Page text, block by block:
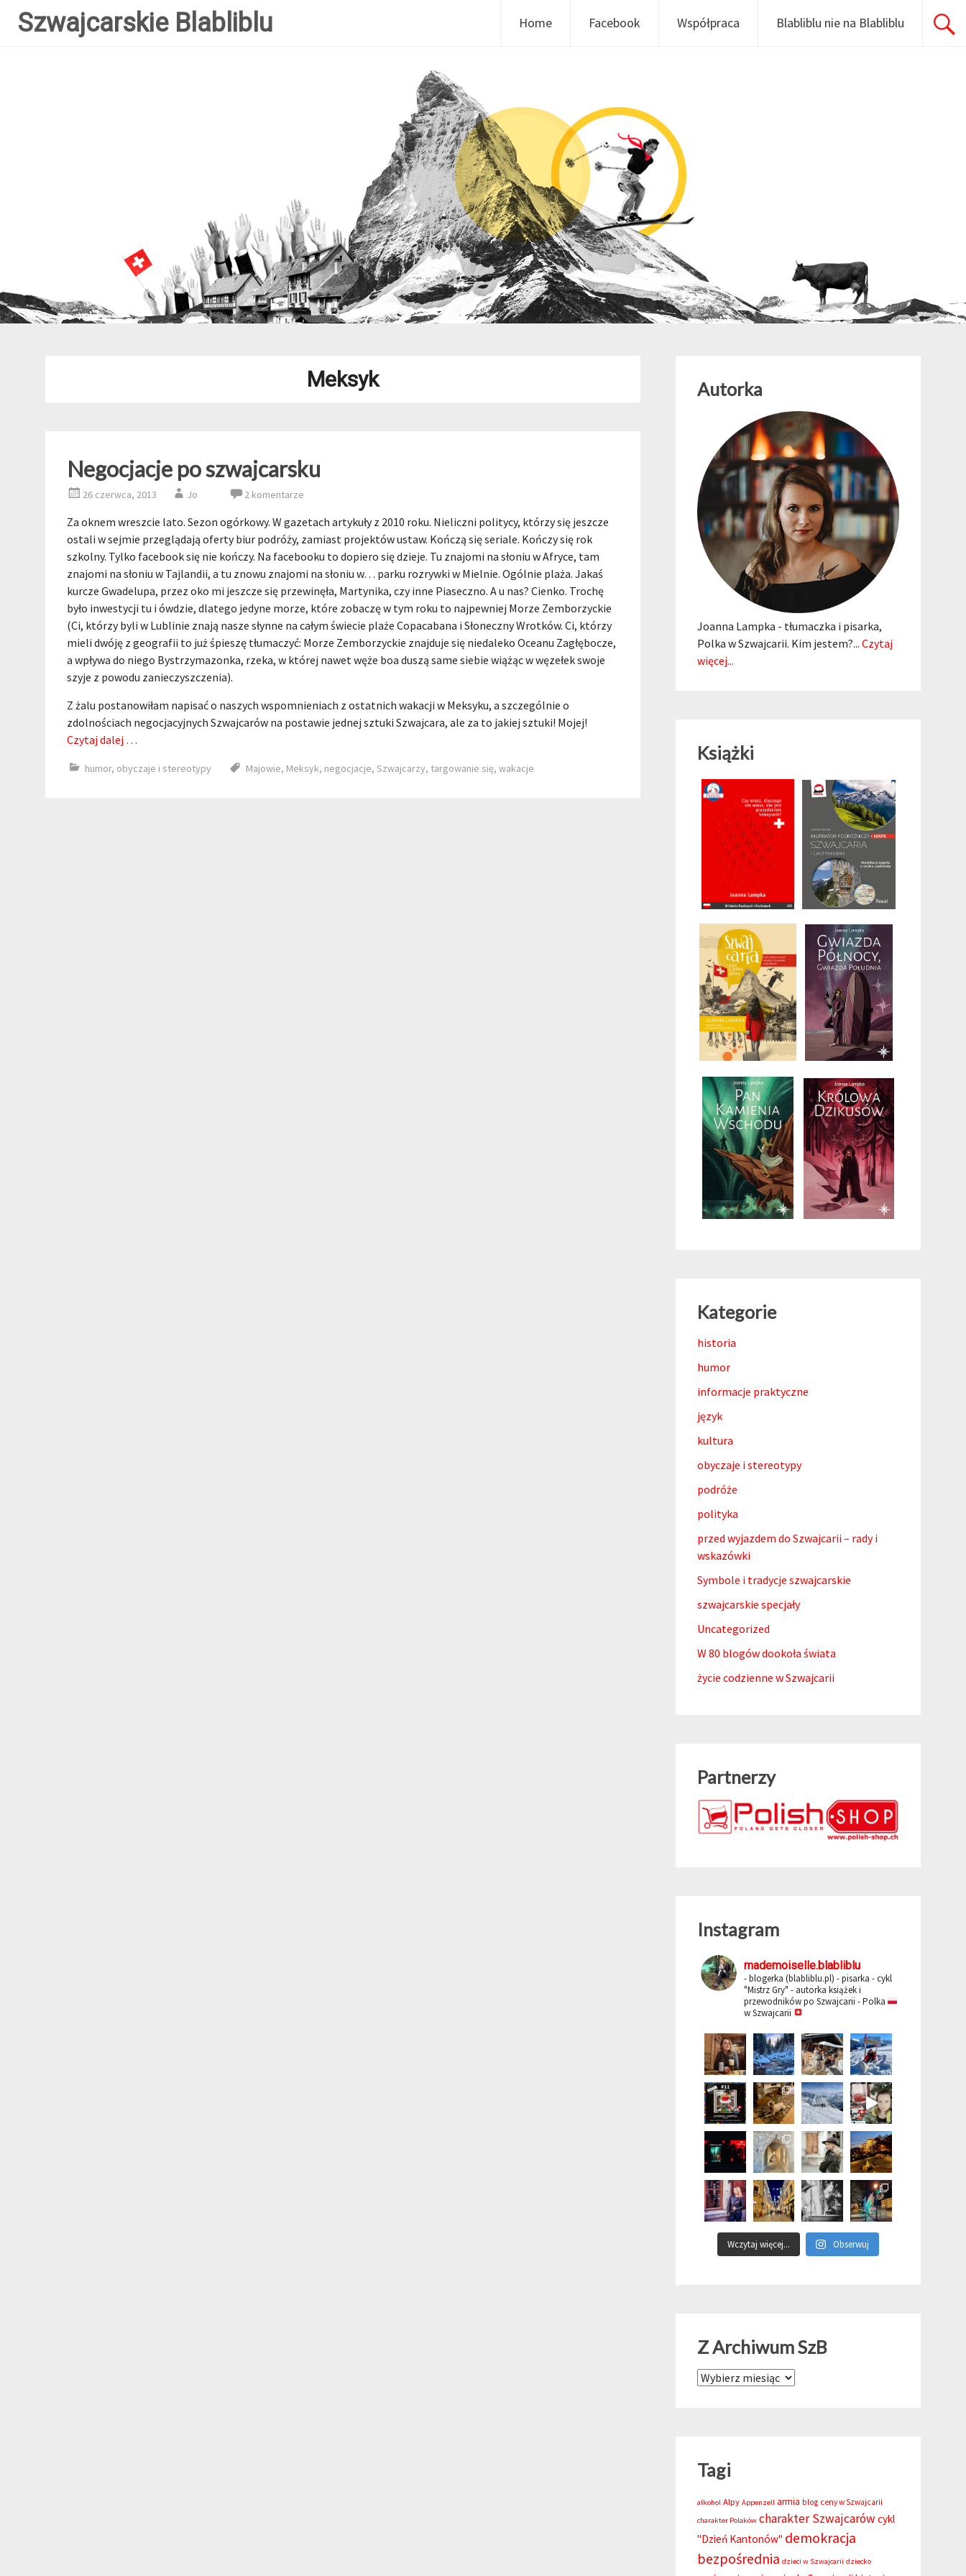
Szwajcarskie Blabliblu Home Facebook Współpraca Blabliblu nie na Blabliblu
Meksyk
Negocjacje po szwajcarsku
26 czerwca, 2013 Jo 2 komentarze
Za oknem wreszcie lato. Sezon ogórkowy. W gazetach artykuły z 2010 roku. Nieliczni politycy, którzy się jeszcze
ostali w sejmie przeglądają oferty biur podróży, zamiast projektów ustaw. Kończą się seriale. Kończy się rok
szkolny. Tylko facebook się nie kończy. Na facebooku to dopiero się dzieje. Tu znajomi na słoniu w Afryce, tam
znajomi na słoniu w Tajlandii, a tu znowu znajomi na słoniu w… parku rozrywki w Mielnie. Ogólnie plaża. Jakaś
kurcze Gwadelupa, przez oko mi jeszcze się przewinęła, Martynika, czy inne Piaseczno. A u nas? Cienko. Trochę
było inwestycji tu i ówdzie, dlatego jedyne morze, które zobaczę w tym roku to najpewniej Morze Zemborzyckie
(Ci, którzy byli w Lublinie znają nasze słynne na całym świecie plaże Copacabana i Słoneczny Wrotków. Ci, którzy
mieli dwóję z geografii to już śpieszę tłumaczyć: Morze Zemborzyckie znajduje się niedaleko Oceanu Zagłębocze,
a wpływa do niego Bystrzymazonka, rzeka, w której nawet węże boa duszą same siebie wiążąc w węzełek swoje
szyje z powodu zanieczyszczenia).
Z żalu postanowiłam napisać o naszych wspomnieniach z ostatnich wakacji w Meksyku, a szczególnie o
zdolnościach negocjacyjnych Szwajcarów na postawie jednej sztuki Szwajcara, ale za to jakiej sztuki! Mojej!
Czytaj dalej …
humor, obyczaje i stereotypy Majowie, Meksyk, negocjacje, Szwajcarzy, targowanie się, wakacje
Autorka
Joanna Lampka - tłumaczka i pisarka,
Polka w Szwajcarii. Kim jestem?... Czytaj
więcej...
Książki
Kategorie
historia
humor
informacje praktyczne
język
kultura
obyczaje i stereotypy
podróże
polityka
przed wyjazdem do Szwajcarii – rady i
wskazówki
Symbole i tradycje szwajcarskie
szwajcarskie specjały
Uncategorized
W 80 blogów dookoła świata
życie codzienne w Szwajcarii
Partnerzy
Instagram
mademoiselle.blabliblu
- blogerka (blabliblu.pl) - pisarka - cykl
"Mistrz Gry" - autorka książek i
przewodników po Szwajcarii - Polka
w Szwajcarii
Wczytaj więcej... Obserwuj
Z Archiwum SzB
Z Archiwum SzB
Tagi
alkohol Alpy Appenzell armia blog ceny w Szwajcarii
charakter Polaków charakter Szwajcarów cykl
"Dzień Kantonów" demokracja
bezpośrednia dzieci w Szwajcarii dziecko